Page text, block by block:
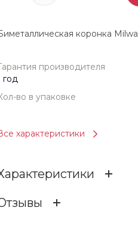
коронка
производителя
год
во в упаковке
характеристики